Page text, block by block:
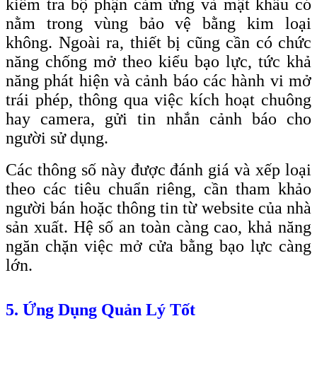
kiểm tra bộ phận cảm ứng và mật khẩu có
nằm trong vùng bảo vệ bằng kim loại
không. Ngoài ra, thiết bị cũng cần có chức
năng chống mở theo kiểu bạo lực, tức khả
năng phát hiện và cảnh báo các hành vi mở
trái phép, thông qua việc kích hoạt chuông
hay camera, gửi tin nhắn cảnh báo cho
người sử dụng.
Các thông số này được đánh giá và xếp loại
theo các tiêu chuẩn riêng, cần tham khảo
người bán hoặc thông tin từ website của nhà
sản xuất. Hệ số an toàn càng cao, khả năng
ngăn chặn việc mở cửa bằng bạo lực càng
lớn.
5. Ứng Dụng Quản Lý Tốt